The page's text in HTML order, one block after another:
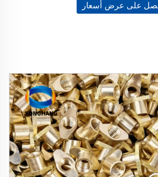
على عرض أسعار